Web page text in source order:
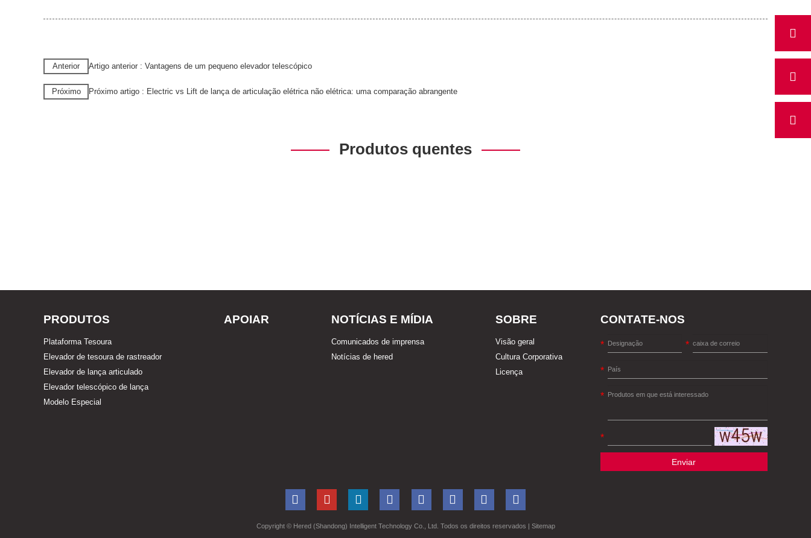
Anterior Artigo anterior : Vantagens de um pequeno elevador telescópico
Próximo Próximo artigo : Electric vs Lift de lança de articulação elétrica não elétrica: uma comparação abrangente
Produtos quentes
PRODUTOS
Plataforma Tesoura
Elevador de tesoura de rastreador
Elevador de lança articulado
Elevador telescópico de lança
Modelo Especial
APOIAR NOTÍCIAS E MÍDIA
Comunicados de imprensa
Notícias de hered
SOBRE
Visão geral
Cultura Corporativa
Licença
CONTATE-NOS
Enviar
Copyright © Hered (Shandong) Intelligent Technology Co., Ltd. Todos os direitos reservados | Sitemap